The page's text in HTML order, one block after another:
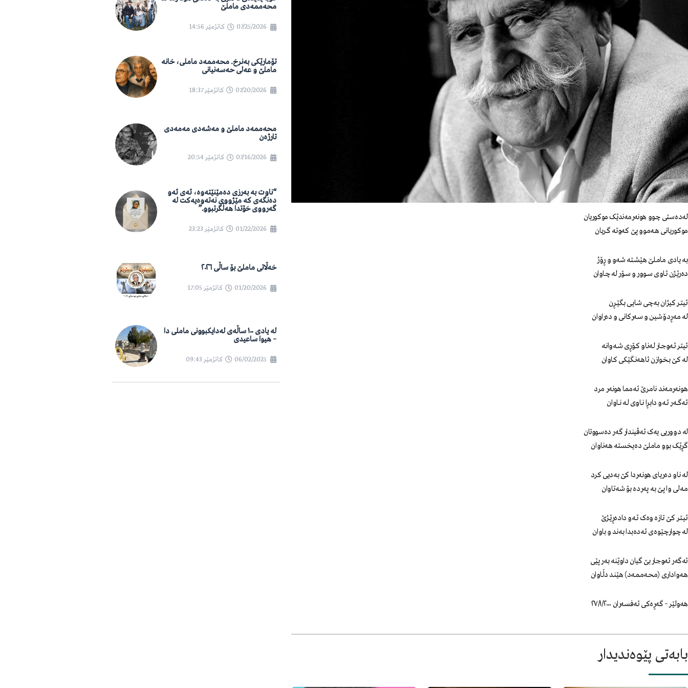
لـەدەسـتی چـوو هونەرمەندێک موکوریان
موکـوریـانـی هـەمـوو پـێ کـەوتـە گـریـان
بـە یـادی مـامـلـێ هـێـشـتـە شەو و ڕۆژ
دەرێـژن ئـاوی ســوور و ســۆر لـە چـاوان
ئـیـتــر کـیـژان بـەچـی شـایــی بـگـێــڕن
لـە مـەڕدۆشـیـن و سـەرکانی و دەراوان
ئـیـتـر ئـەوجــار لـەنـاو کــۆڕی شــەوانـە
لـە کـێ بـخـوازن ئـاهـەنـگـێـکـی کـاوان
هــونـەرمـەنـد نامـرێ ئـەمما هونەر مرد
ئـەگــــەر ئــەو دابــڕا نـــاوی لــە نـــاوان
لە دووریی یەک ئەڤیندار گەر دەسووتان
گڕێـک بـوو ماملـێ دەیـخـستـە هەناوان
لـە نـاو دەریـای هونەردا کێ بەدیی کرد
مــەلـی وا پــێ بـە پـەردە بـۆ شـەتـاوان
ئـیــتــر کــێ تــازە وەک ئــەو دادەڕێــژێ
لـە چـوارچـێـوەی ئـەدەبـدا بـەنـد و باوان
ئەگەر ئەوجار بێ گیان داوێـنە بـەر پـێـی
هـەواداری (مـحـەمـمـەد) هـێـنـد دڵـاوان
هەولێر – گەڕەکی ئەفسەران ٢٧/١/٢٠٠٠
بابەتی پێوەندیدار
محەممەدی ماملێ
07/25/2026 کاتژمێر 14:56
تۆمارێکی بەنرخ. محەممەد ماملی، خانە
ماملێ و عەلی حەسەنیانی
07/20/2026 کاتژمێر 18:37
محەممەد ماملێ و مەشەدی مەمەدی
تارژەن
07/16/2026 کاتژمێر 20:54
“ناوت بە بەرزی دەمێنێتەوە، ئەی ئەو
دەنگەی کە مێژووی نەتەوەیەکت لە
گەرووی خۆتدا هەڵگرتبوو.”
01/22/2026 کاتژمێر 23:23
خەڵاتی ماملێ بۆ ساڵی ٢٠٢٦
01/20/2026 کاتژمێر 17:05
لە یادی ١٠٠ ساڵەی لەدایکبوونی ماملی دا
– هیوا ساعیدی
06/02/2025 کاتژمێر 09:43